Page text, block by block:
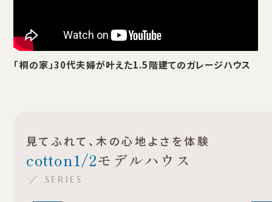
「桐の家」30代夫婦が叶えた1.5階建てのガレージハウス
見てふれて、木の心地よさを体験
cotton1/2モデルハウス
／ SERIES